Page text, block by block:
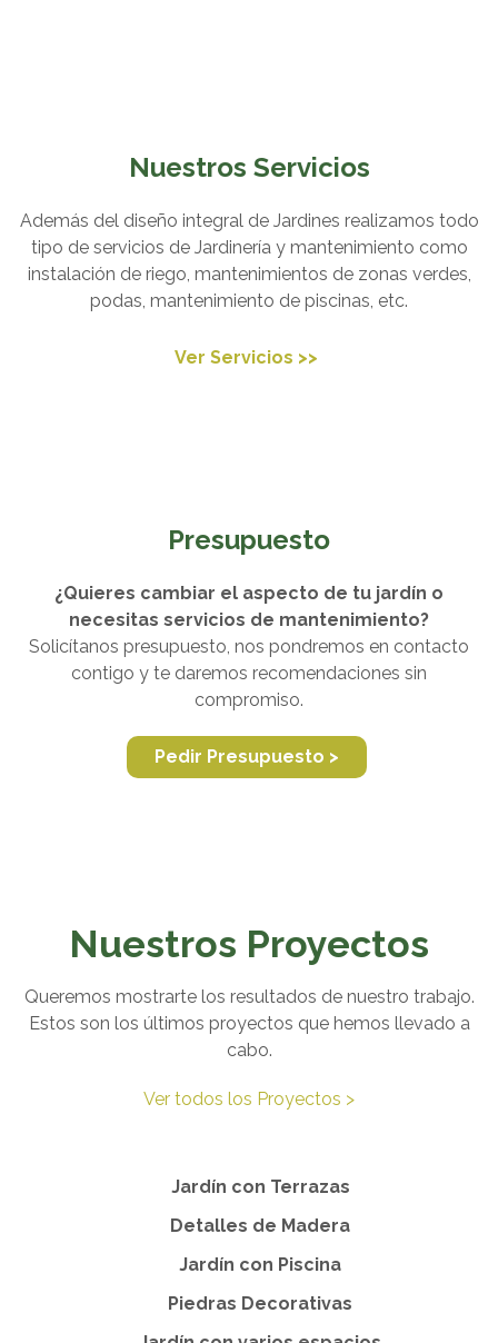
Nuestros Servicios
Además del diseño integral de Jardines realizamos todo
tipo de servicios de Jardinería y mantenimiento como
instalación de riego, mantenimientos de zonas verdes,
podas, mantenimiento de piscinas, etc.
Ver Servicios >>
Presupuesto
¿Quieres cambiar el aspecto de tu jardín o
necesitas servicios de mantenimiento?
Solicítanos presupuesto, nos pondremos en contacto
contigo y te daremos recomendaciones sin
compromiso.
Pedir Presupuesto >
Nuestros Proyectos
Queremos mostrarte los resultados de nuestro trabajo.
Estos son los últimos proyectos que hemos llevado a
cabo.
Ver todos los Proyectos >
Jardín con Terrazas
Detalles de Madera
Jardín con Piscina
Piedras Decorativas